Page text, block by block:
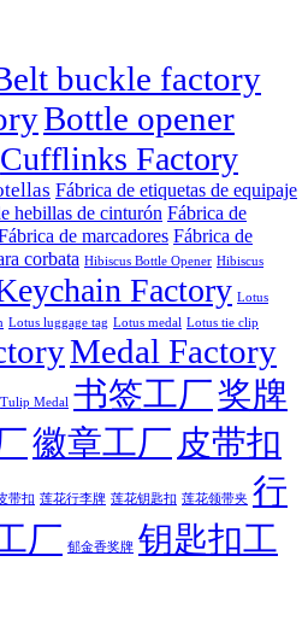
buckle factory
Bottle opener
Cufflinks Factory
Fábrica de etiquetas de equipaje
hebillas de cinturón Fábrica de
de marcadores Fábrica de
corbata Hibiscus Bottle Opener Hibiscus
Factory Lotus
Lotus luggage tag Lotus medal Lotus tie clip
Medal Factory
Tulip Medal 书签工厂奖牌
徽章工厂 皮带扣
带扣 莲花行李牌 莲花钥匙扣 莲花领带夹 行
厂 郁金香奖牌 钥匙扣工